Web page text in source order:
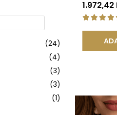
(24)
(4)
(3)
(3)
(1)
925 |
1.972,42